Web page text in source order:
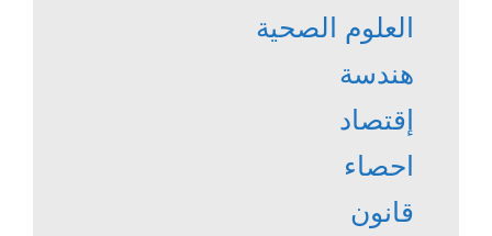
العلوم الصحية
هندسة
إقتصاد
احصاء
قانون